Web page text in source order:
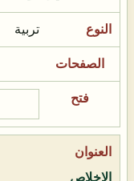
تربية
الإخلاص